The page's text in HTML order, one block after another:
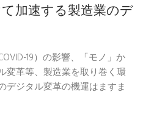
加速する製造業のデ
19）の影響、「モノ」か
変革等、製造業を取り巻く環
デジタル変革の機運はますま